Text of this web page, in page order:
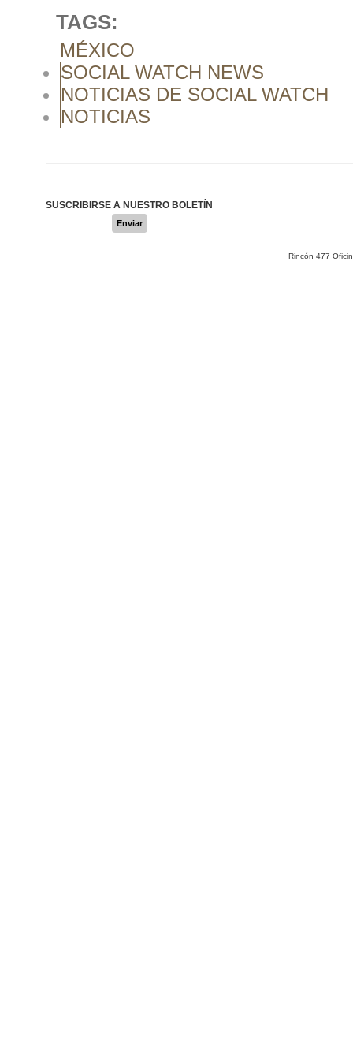
TAGS:
MÉXICO
SOCIAL WATCH NEWS
NOTICIAS DE SOCIAL WATCH
NOTICIAS
SUSCRIBIRSE A NUESTRO BOLETÍN
Enviar
Rincón 477